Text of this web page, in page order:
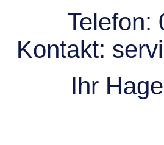
Telefon:
Kontakt:
Ihr